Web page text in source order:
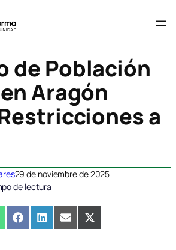
de Población
Aragón
a
29 de noviembre de 2025
de lectura
Compartir
en
FacebookCompartir
en
LinkedInCompartir
en
EmailCompartir
en
X
(Twitter)